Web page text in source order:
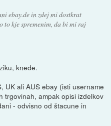
ebay.de in zdej mi dostkrat
to kje spremenim, da bi mi raj
knede.
UK ali AUS ebay (isti username
trgovinah, ampak opisi izdelkov
- odvisno od štacune in